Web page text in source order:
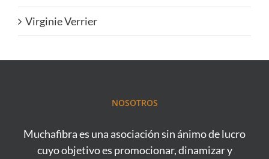
Virginie Verrier
NOSOTROS
Muchafibra es una asociación sin ánimo de lucro
cuyo objetivo es promocionar, dinamizar y